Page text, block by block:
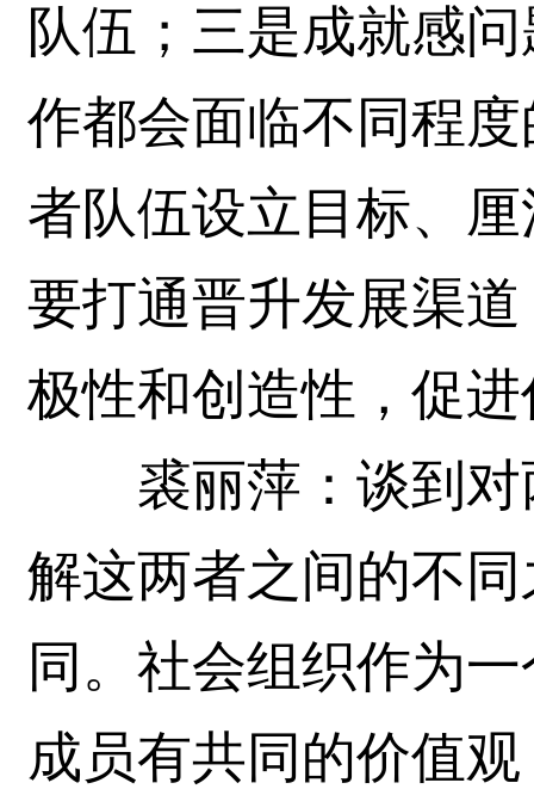
队伍；三是成就感
作都会面临不同程
者队伍设立目标、
要打通晋升发展渠
极性和创造性，促
裘丽萍：谈到对
解这两者之间的不
同。社会组织作为
成员有共同的价值